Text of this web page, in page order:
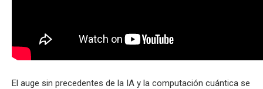
El auge sin precedentes de la IA y la computación cuántica se